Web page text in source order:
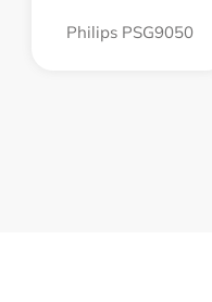
Philips PSG9050